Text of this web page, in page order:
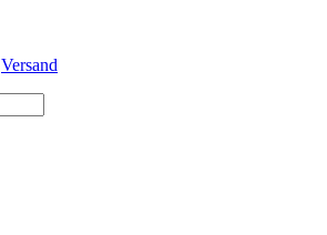
Versand